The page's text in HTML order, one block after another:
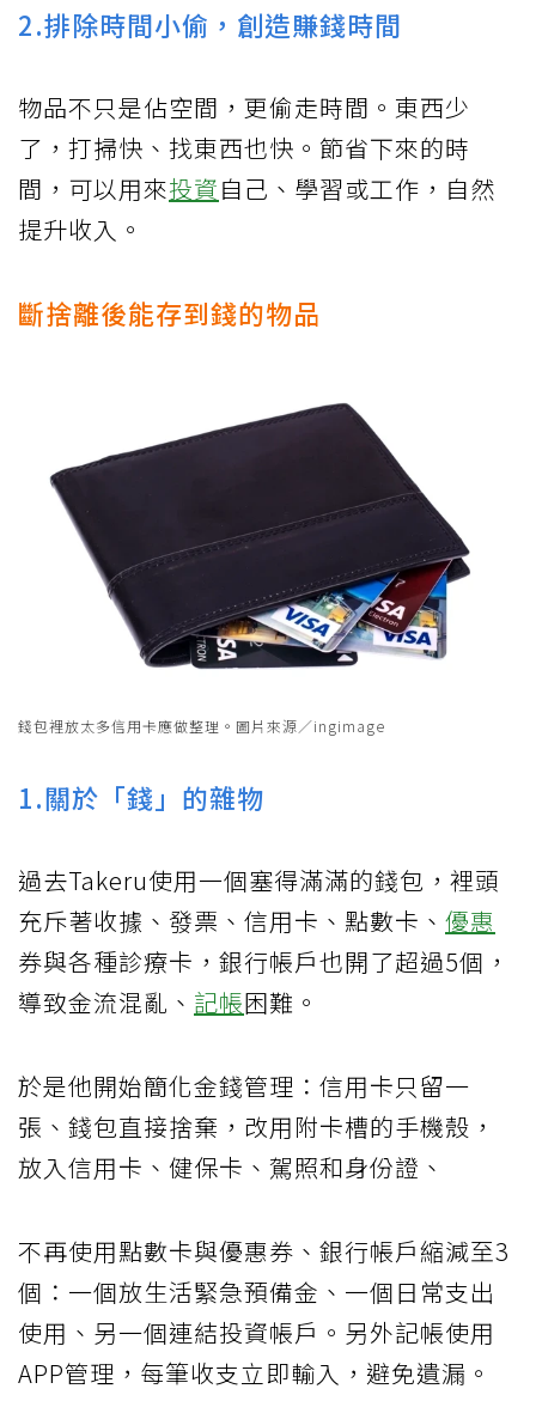
2.排除時間小偷，創造賺錢時間
物品不只是佔空間，更偷走時間。東西少
了，打掃快、找東西也快。節省下來的時
間，可以用來投資自己、學習或工作，自然
提升收入。
斷捨離後能存到錢的物品
錢包裡放太多信用卡應做整理。圖片來源／ingimage
1.關於「錢」的雜物
過去Takeru使用一個塞得滿滿的錢包，裡頭
充斥著收據、發票、信用卡、點數卡、 優惠
券與各種診療卡，銀行帳戶也開了超過5個，
導致金流混亂、 記帳困難。
於是他開始簡化金錢管理：信用卡只留一
張、錢包直接捨棄，改用附卡槽的手機殼，
放入信用卡、健保卡、駕照和身份證、
不再使用點數卡與優惠券、銀行帳戶縮減至3
個：一個放生活緊急預備金、一個日常支出
使用、另一個連結投資帳戶。另外記帳使用
APP管理，每筆收支立即輸入，避免遺漏。